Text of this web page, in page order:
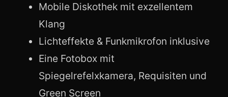
Mobile Diskothek mit exzellentem
Klang
Lichteffekte & Funkmikrofon inklusive
Eine Fotobox mit
Spiegelrefelxkamera, Requisiten und
Green Screen